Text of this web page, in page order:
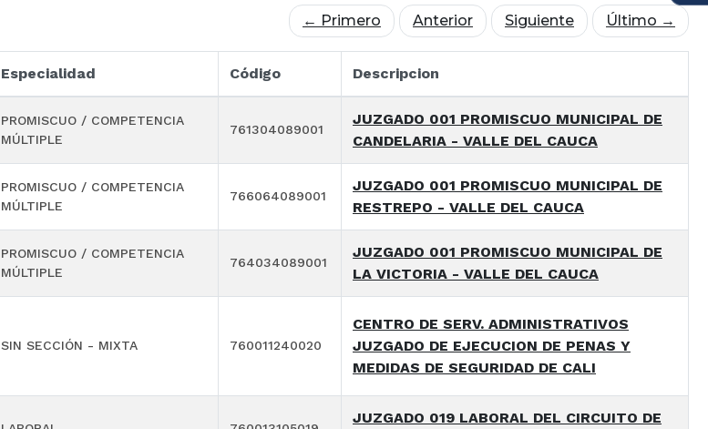
← Primero Anterior Siguiente Último →
Especialidad Código Descripcion
PROMISCUO / COMPETENCIA
MÚLTIPLE
761304089001
JUZGADO 001 PROMISCUO MUNICIPAL DE
CANDELARIA - VALLE DEL CAUCA
PROMISCUO / COMPETENCIA
MÚLTIPLE
766064089001
JUZGADO 001 PROMISCUO MUNICIPAL DE
RESTREPO - VALLE DEL CAUCA
PROMISCUO / COMPETENCIA
MÚLTIPLE
764034089001
JUZGADO 001 PROMISCUO MUNICIPAL DE
LA VICTORIA - VALLE DEL CAUCA
SIN SECCIÓN - MIXTA 760011240020
CENTRO DE SERV. ADMINISTRATIVOS
JUZGADO DE EJECUCION DE PENAS Y
MEDIDAS DE SEGURIDAD DE CALI
JUZGADO 019 LABORAL DEL CIRCUITO DE